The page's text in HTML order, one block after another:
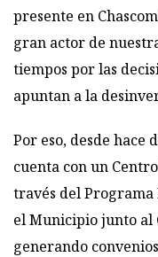
presente en
gran actor de
tiempos por las
apuntan a la
Por eso, desde hace
cuenta con un
través del Programa
el Municipio junto al
generando